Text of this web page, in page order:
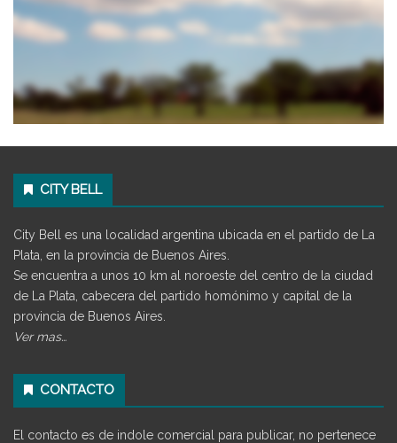
CITY BELL
City Bell es una localidad argentina ubicada en el partido de La
Plata, en la provincia de Buenos Aires.
Se encuentra a unos 10 km al noroeste del centro de la ciudad
de La Plata, cabecera del partido homónimo y capital de la
provincia de Buenos Aires.
Ver mas…
CONTACTO
El contacto es de indole comercial para publicar, no pertenece